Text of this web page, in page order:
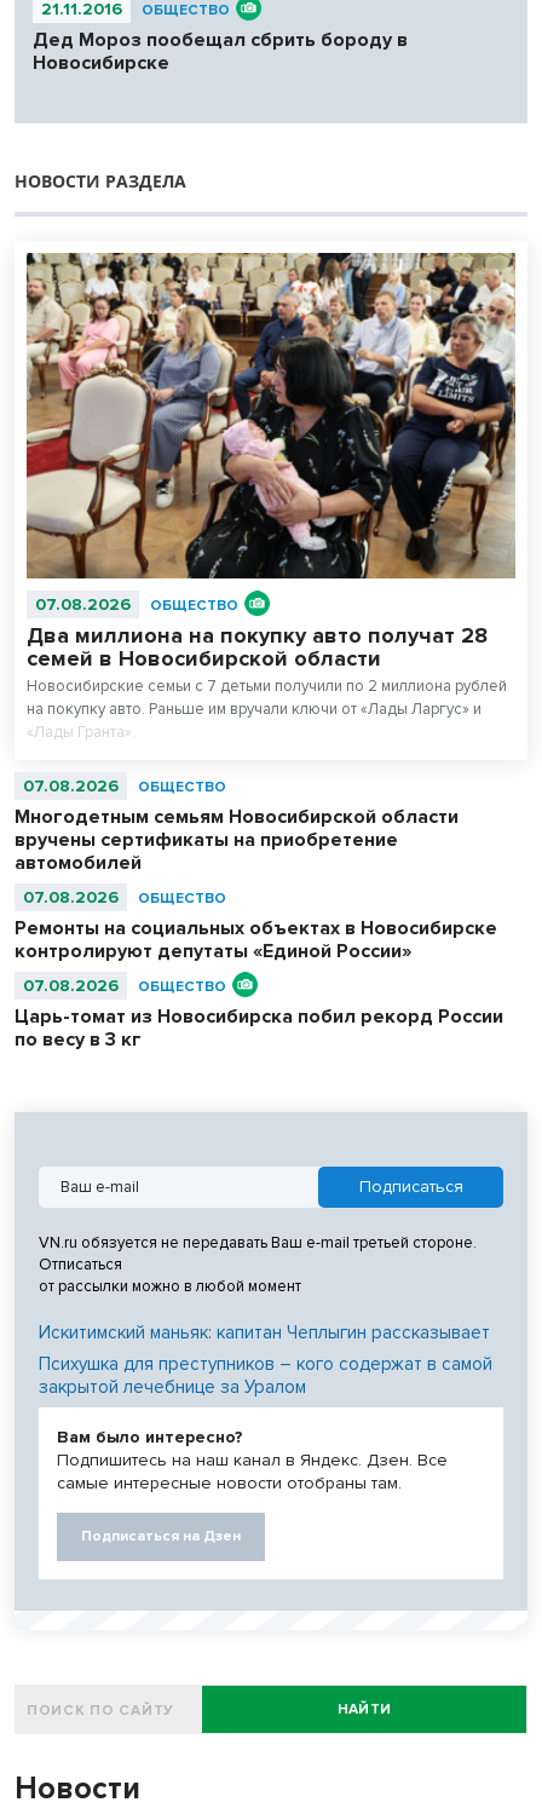
21.11.2016 ОБЩЕСТВО
Дед Мороз пообещал сбрить бороду в
Новосибирске
НОВОСТИ РАЗДЕЛА
07.08.2026 ОБЩЕСТВО
Два миллиона на покупку авто получат 28
семей в Новосибирской области
Новосибирские семьи с 7 детьми получили по 2 миллиона рублей
на покупку авто. Раньше им вручали ключи от «Лады Ларгус» и
«Лады Гранта».
07.08.2026 ОБЩЕСТВО
Многодетным семьям Новосибирской области
вручены сертификаты на приобретение
автомобилей
07.08.2026 ОБЩЕСТВО
Ремонты на социальных объектах в Новосибирске
контролируют депутаты «Единой России»
07.08.2026 ОБЩЕСТВО
Царь-томат из Новосибирска побил рекорд России
по весу в 3 кг
VN.ru обязуется не передавать Ваш e-mail третьей стороне.
Отписаться
от рассылки можно в любой момент
Искитимский маньяк: капитан Чеплыгин рассказывает
Психушка для преступников – кого содержат в самой
закрытой лечебнице за Уралом
Вам было интересно?
Подпишитесь на наш канал в Яндекс. Дзен. Все
самые интересные новости отобраны там.
Подписаться на Дзен
НАЙТИ
Новости